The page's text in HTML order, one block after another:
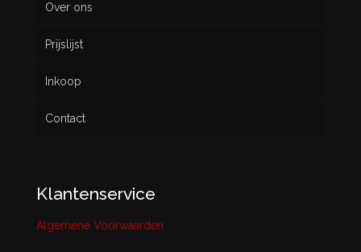
Over ons
Prijslijst
Inkoop
Contact
Klantenservice
Algemene Voorwaarden